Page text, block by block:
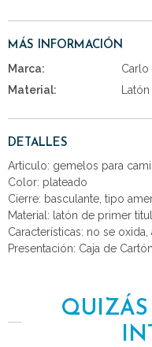
MÁS INFORMACIÓN
Marca:
Carlo
Material:
DETALLES
Articulo: gemelos para
Color: plateado
Cierre: basculante, tipo
Material: latón de primer
Características: no se
Presentación: Caja de Cartón